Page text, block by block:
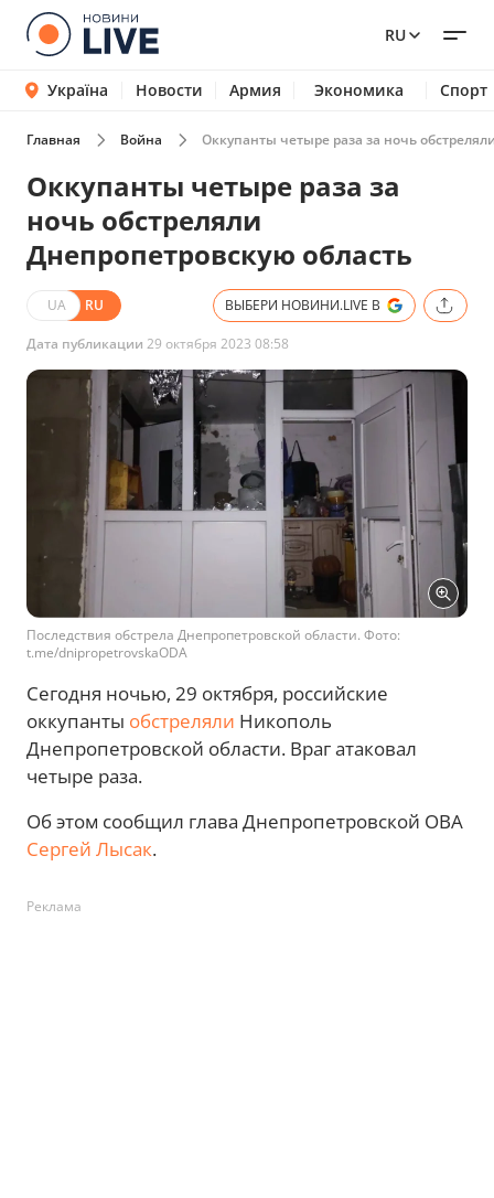
RU
Україна Новости Армия Экономика Спорт
Главная Война Оккупанты четыре раза за ночь
Оккупанты четыре раза за
ночь обстреляли
Днепропетровскую область
UA RU ВЫБЕРИ НОВИНИ.LIVE В
Дата публикации 29 октября 2023 08:58
Последствия обстрела Днепропетровской области. Фото:
t.me/dnipropetrovskaODA
Сегодня ночью, 29 октября, российские
оккупанты обстреляли Никополь
Днепропетровской области. Враг атаковал
четыре раза.
Об этом сообщил глава Днепропетровской ОВА
Сергей Лысак.
Реклама